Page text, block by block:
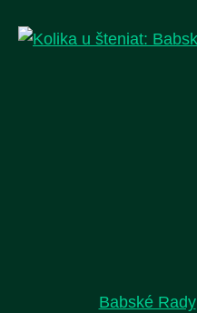
Babské Rady